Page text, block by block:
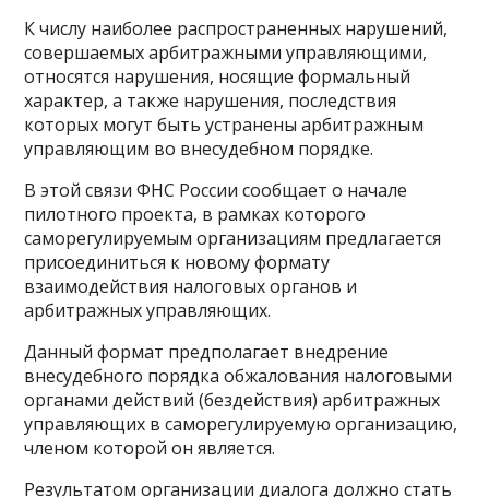
К числу наиболее распространенных нарушений,
совершаемых арбитражными управляющими,
относятся нарушения, носящие формальный
характер, а также нарушения, последствия
которых могут быть устранены арбитражным
управляющим во внесудебном порядке.
В этой связи ФНС России сообщает о начале
пилотного проекта, в рамках которого
саморегулируемым организациям предлагается
присоединиться к новому формату
взаимодействия налоговых органов и
арбитражных управляющих.
Данный формат предполагает внедрение
внесудебного порядка обжалования налоговыми
органами действий (бездействия) арбитражных
управляющих в саморегулируемую организацию,
членом которой он является.
Результатом организации диалога должно стать